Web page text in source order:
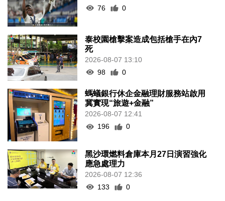
76
0
泰校園槍擊案造成包括槍手在內7
死
2026-08-07 13:10
98
0
螞蟻銀行休企金融理財服務站啟用
冀實現“旅遊+金融”
2026-08-07 12:41
196
0
黑沙環燃料倉庫本月27日演習強化
應急處理力
2026-08-07 12:36
133
0